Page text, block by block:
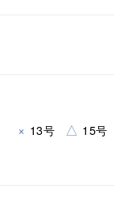
× 13号 △ 15号